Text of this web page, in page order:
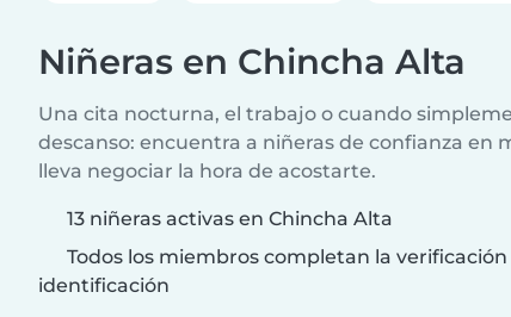
Niñeras en Chincha Alta
Una cita nocturna, el trabajo o cuando
descanso: encuentra a niñeras de confianza en
lleva negociar la hora de acostarte.
13 niñeras activas en Chincha Alta
Todos los miembros completan la
identificación